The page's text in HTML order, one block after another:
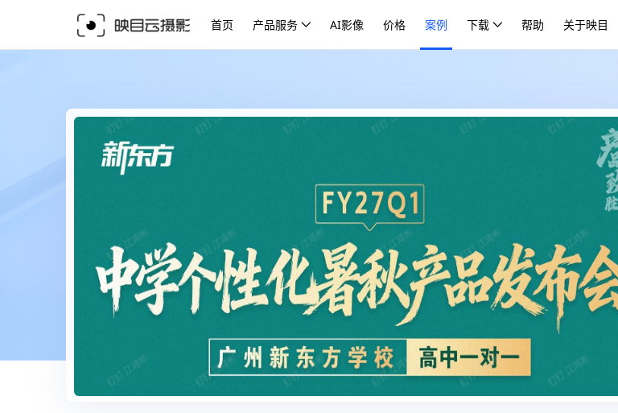
首页 产品服务 AI影像 价格 案例 下载 帮助 关于映目